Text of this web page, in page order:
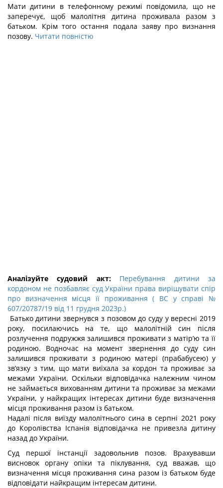
Мати дитини в телефонному режимі повідомила, що не
заперечує, щоб малолітня дитина проживала разом з
батьком. Крім того остання подала заяву про визнання
позову. Читати повністю
Аналізуйте судовий акт:
Перебування дитини за
кордоном не позбавляє суд України права вирішувати спір
про визначення місця її проживання ( ВС у справі №
607/20787/19 від 11 грудня 2023р.)
Батько дитини звернувся з позовом до суду у вересні 2019
року, посилаючись на те, що малолітній син після
розлучення подружжя залишився проживати з матір’ю та її
родиною. Водночас на момент звернення до суду син
залишився проживати з родиною матері (прабабусею) у
зв’язку з тим, що мати виїхала за кордон та проживає за
межами України. Оскільки відповідачка належним чином
не займається вихованням дитини та проживає за межами
України, у найкращих інтересах дитини буде визначення
місця проживання разом із батьком.
Надалі після виїзду малолітнього сина в серпні 2021 року
до Королівства Іспанія відповідачка не привезла дитину
назад до України.
Суд першої інстанції задовольнив позов. Врахувавши
висновок органу опіки та піклування, суд вважав, що
визначення місця проживання сина разом із батьком буде
відповідати найкращим інтересам дитини.